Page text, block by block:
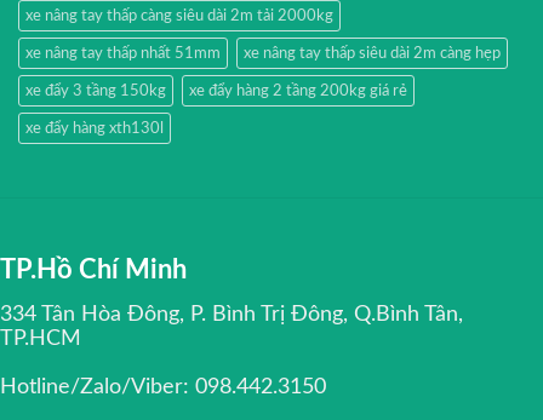
xe nâng tay thấp càng siêu dài 2m tải 2000kg
xe nâng tay thấp nhất 51mm xe nâng tay thấp siêu dài 2m càng hẹp
xe đẩy 3 tầng 150kg xe đẩy hàng 2 tầng 200kg giá rẻ
xe đẩy hàng xth130l
TP.Hồ Chí Minh
334 Tân Hòa Đông, P. Bình Trị Đông, Q.Bình Tân,
TP.HCM
Hotline/Zalo/Viber: 098.442.3150